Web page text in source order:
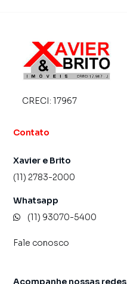
CRECI: 17967
Contato
Xavier e Brito
(11) 2783-2000
Whatsapp
(11) 93070-5400
Fale conosco
Acompanhe nossas redes